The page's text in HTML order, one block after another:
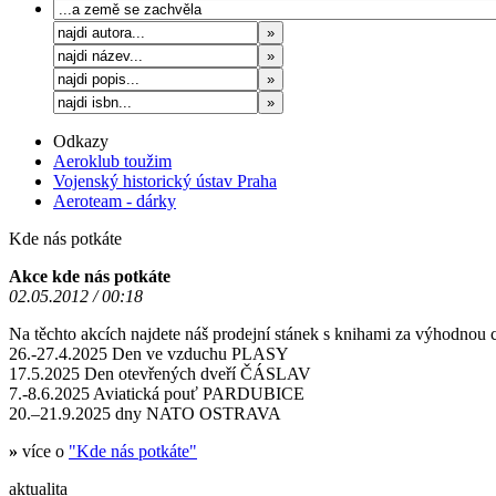
Odkazy
Aeroklub toužim
Vojenský historický ústav Praha
Aeroteam - dárky
Kde nás potkáte
Akce kde nás potkáte
02.05.2012 / 00:18
Na těchto akcích najdete náš prodejní stánek s knihami za výhodnou
26.-27.4.2025 Den ve vzduchu PLASY
17.5.2025 Den otevřených dveří ČÁSLAV
7.-8.6.2025 Aviatická pouť PARDUBICE
20.–21.9.2025 dny NATO OSTRAVA
» více o "Kde nás potkáte"
aktualita